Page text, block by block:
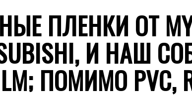
ПЛЕНКИ ОТ
И НАШ
ПОМИМО PVC,